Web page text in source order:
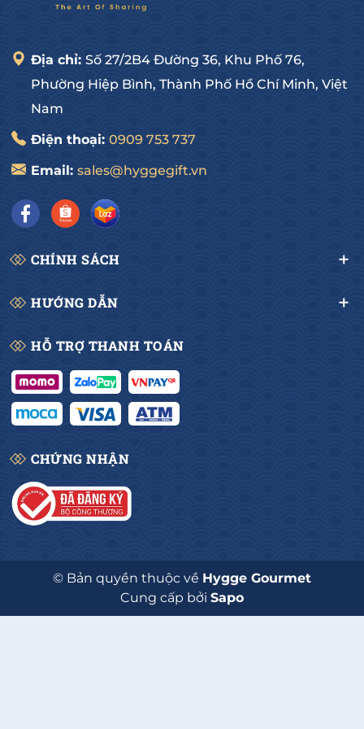
- Nhiều mẫu mã bắt mắt với sản phẩm trong và
- Đội ngũ nhân viên tư vấn nhiệt tình, chuyên
nghiệp và tận tâm.
Quý khách hãy nhanh tay Inbox hoặc liên hệ: 0909
-------------------------------------
HYGGE GOURMET
Địa chỉ: 27/2B4 Đường số 36, Hiệp Bình Chánh, Thủ Đức, HCM
Địa chỉ: Số 27/2B4 Đường 36, Khu Phố 76,
Phường Hiệp Bình, Thành Phố Hồ Chí Minh, Việt
Nam
Điện thoại: 0909 753 737
Email: sales@hyggegift.vn
CHÍNH SÁCH
HƯỚNG DẪN
HỖ TRỢ THANH TOÁN
CHỨNG NHẬN
© Bản quyền thuộc về Hygge Gourmet
Cung cấp bởi Sapo